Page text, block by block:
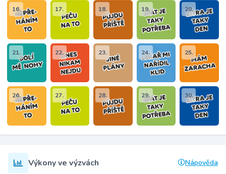
16. 17. 18. 19. 20.
21. 22. 23. 24. 25.
26. 27. 28. 29. 30.
Výkony ve výzvách Nápověda